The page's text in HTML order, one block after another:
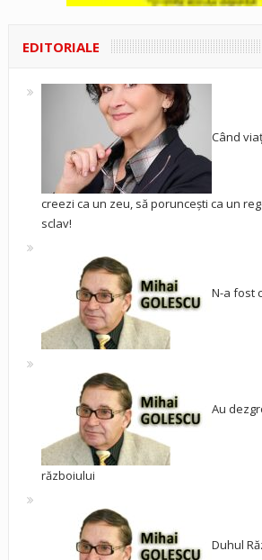
EDITORIALE
Când
creezi ca un zeu, să poruncești ca un
sclav!
N-a fost
Au
războiului
Duhul